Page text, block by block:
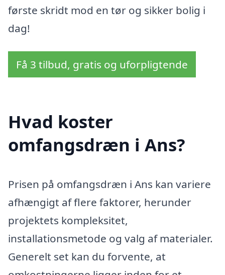
første skridt mod en tør og sikker bolig i
dag!
Få 3 tilbud, gratis og uforpligtende
Hvad koster
omfangsdræn i Ans?
Prisen på omfangsdræn i Ans kan variere
afhængigt af flere faktorer, herunder
projektets kompleksitet,
installationsmetode og valg af materialer.
Generelt set kan du forvente, at